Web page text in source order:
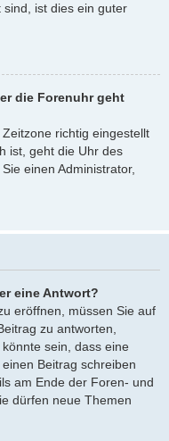
ist dies ein guter
die Forenuhr geht
richtig eingestellt
ist, geht die Uhr des
einen Administrator,
eine Antwort?
eröffnen, müssen Sie auf
zu antworten,
könnte sein, dass eine
Beitrag schreiben
am Ende der Foren- und
dürfen neue Themen